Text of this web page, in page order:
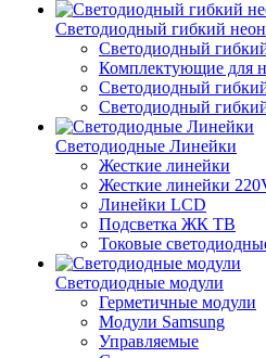
Светодиодный гибкий неон
Светодиодный
Комплектующие для
Светодиодный
Светодиодный
Светодиодные Линейки
Жесткие линейки
Жесткие линейки
Линейки LCD
Подсветка ЖК ТВ
Токовые
Светодиодные модули
Герметичные модули
Модули Samsung
Управляемые